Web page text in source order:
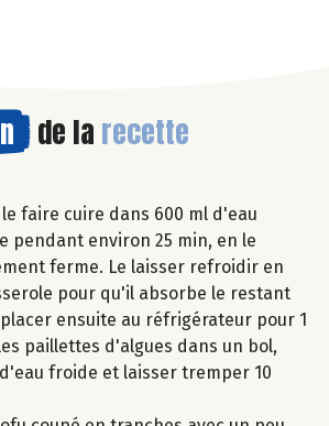
de la recette
faire cuire dans 600 ml d'eau
pendant environ 25 min, en le
ferme. Le laisser refroidir en
pour qu'il absorbe le restant
ensuite au réfrigérateur pour 1
paillettes d'algues dans un bol,
froide et laisser tremper 10